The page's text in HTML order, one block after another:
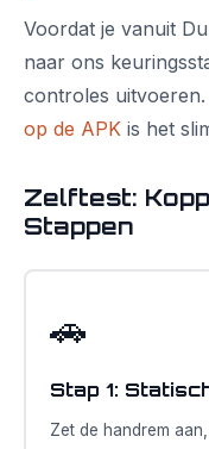
Voordat je vanuit
naar ons
controles uitvoeren.
op de APK is het
Zelftest:
Stappen
🚗
Stap 1:
Zet de handrem